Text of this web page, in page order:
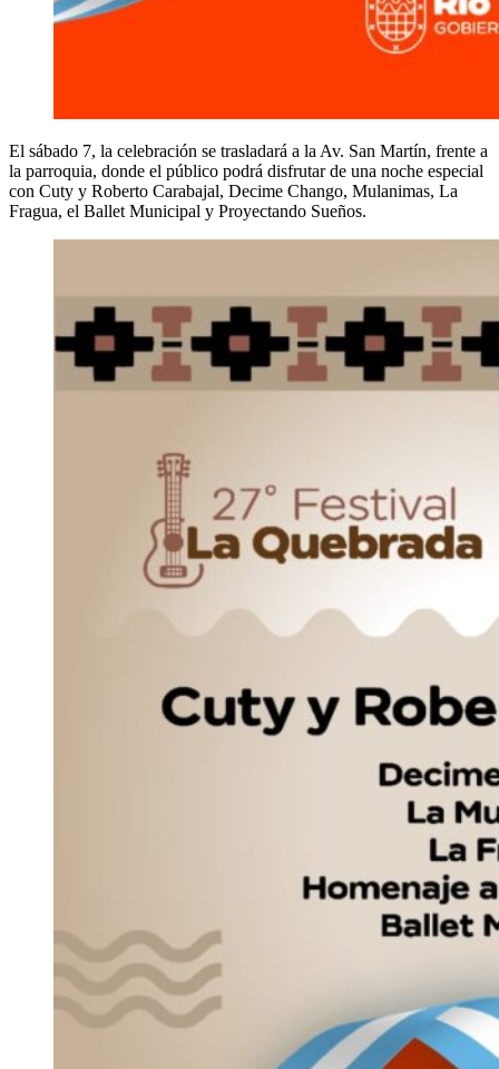
El sábado 7, la celebración se trasladará a la Av. San Martín, frente a
la parroquia, donde el público podrá disfrutar de una noche especial
con Cuty y Roberto Carabajal, Decime Chango, Mulanimas, La
Fragua, el Ballet Municipal y Proyectando Sueños.